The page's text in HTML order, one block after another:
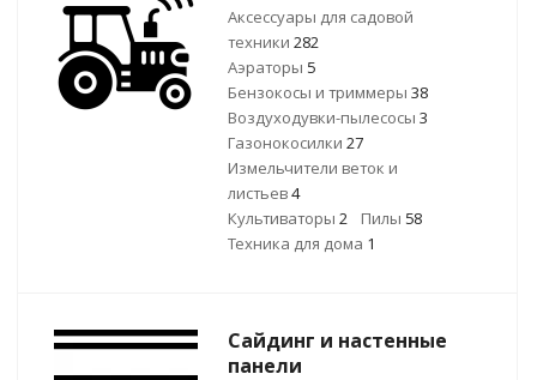
Аксессуары для садовой
техники 282
Аэраторы 5
Бензокосы и триммеры 38
Воздуходувки-пылесосы 3
Газонокосилки 27
Измельчители веток и
листьев4
Культиваторы 2 Пилы 58
Техника для дома 1
Сайдинг и настенные
панели